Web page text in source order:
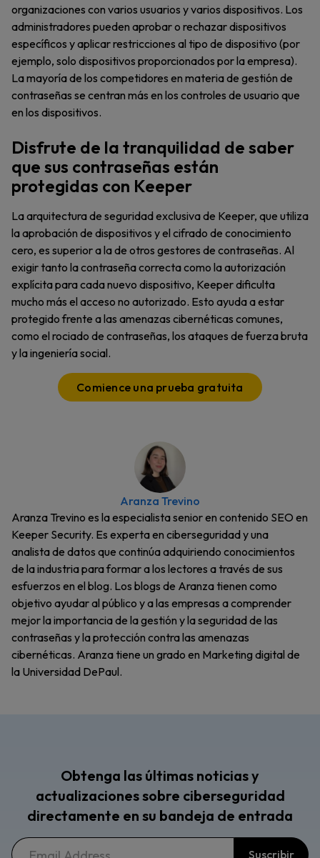
organizaciones con varios usuarios y varios dispositivos. Los
administradores pueden aprobar o rechazar dispositivos
específicos y aplicar restricciones al tipo de dispositivo (por
ejemplo, solo dispositivos proporcionados por la empresa).
La mayoría de los competidores en materia de gestión de
contraseñas se centran más en los controles de usuario que
en los dispositivos.
Disfrute de la tranquilidad de saber
que sus contraseñas están
protegidas con Keeper
La arquitectura de seguridad exclusiva de Keeper, que utiliza
la aprobación de dispositivos y el cifrado de conocimiento
cero, es superior a la de otros gestores de contraseñas. Al
exigir tanto la contraseña correcta como la autorización
explícita para cada nuevo dispositivo, Keeper dificulta
mucho más el acceso no autorizado. Esto ayuda a estar
protegido frente a las amenazas cibernéticas comunes,
como el rociado de contraseñas, los ataques de fuerza bruta
y la ingeniería social.
Comience una prueba gratuita
Aranza Trevino
Aranza Trevino es la especialista senior en contenido SEO en
Keeper Security. Es experta en ciberseguridad y una
analista de datos que continúa adquiriendo conocimientos
de la industria para formar a los lectores a través de sus
esfuerzos en el blog. Los blogs de Aranza tienen como
objetivo ayudar al público y a las empresas a comprender
mejor la importancia de la gestión y la seguridad de las
contraseñas y la protección contra las amenazas
cibernéticas. Aranza tiene un grado en Marketing digital de
la Universidad DePaul.
Obtenga las últimas noticias y
actualizaciones sobre ciberseguridad
directamente en su bandeja de entrada